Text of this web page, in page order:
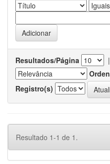
Resultados/Página |
Registro(s)
Resultado 1-1 de 1.